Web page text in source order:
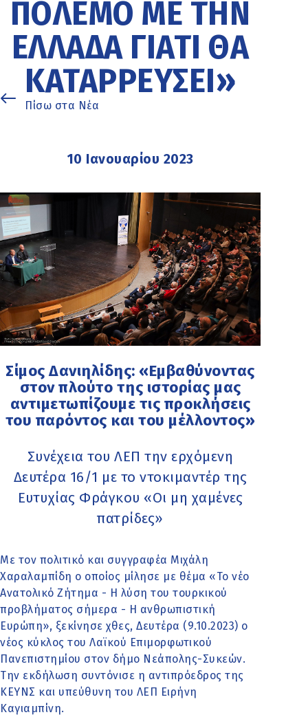
ΠΌΛΕΜΟ ΜΕ ΤΗΝ
ΕΛΛΆΔΑ ΓΙΑΤΊ ΘΑ
ΚΑΤΑΡΡΕΎΣΕΙ»
Πίσω στα Νέα
10 Ιανουαρίου 2023
Σίμος Δανιηλίδης: «Εμβαθύνοντας
στον πλούτο της ιστορίας μας
αντιμετωπίζουμε τις προκλήσεις
του παρόντος και του μέλλοντος»
Συνέχεια του ΛΕΠ την ερχόμενη
Δευτέρα 16/1 με το ντοκιμαντέρ της
Ευτυχίας Φράγκου «Οι μη χαμένες
πατρίδες»
Με τον πολιτικό και συγγραφέα Μιχάλη
Χαραλαμπίδη ο οποίος μίλησε με θέμα «Το νέο
Ανατολικό Ζήτημα - Η λύση του τουρκικού
προβλήματος σήμερα - Η ανθρωπιστική
Ευρώπη», ξεκίνησε χθες, Δευτέρα (9.10.2023) ο
νέος κύκλος του Λαϊκού Επιμορφωτικού
Πανεπιστημίου στον δήμο Νεάπολης-Συκεών.
Την εκδήλωση συντόνισε η αντιπρόεδρος της
ΚΕΥΝΣ και υπεύθυνη του ΛΕΠ Ειρήνη
Καγιαμπίνη.